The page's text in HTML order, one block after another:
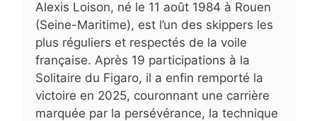
Alexis Loison, né le 11 août 1984 à Rouen
(Seine-Maritime), est l’un des skippers les
plus réguliers et respectés de la voile
française. Après 19 participations à la
Solitaire du Figaro, il a enfin remporté la
victoire en 2025, couronnant une carrière
marquée par la persévérance, la technique